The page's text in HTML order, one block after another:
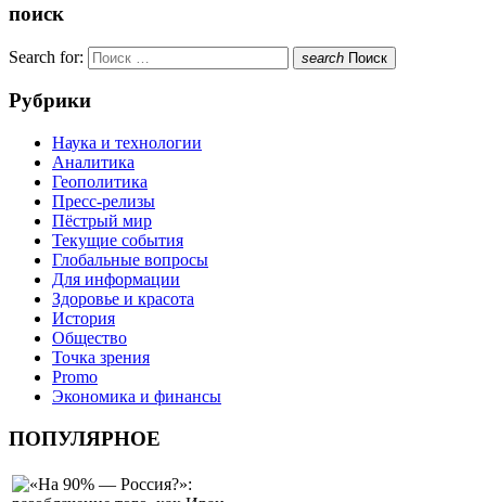
поиск
Search for: search Поиск
Рубрики
Наука и технологии
Аналитика
Геополитика
Пресс-релизы
Пёстрый мир
Текущие события
Глобальные вопросы
Для информации
Здоровье и красота
История
Общество
Точка зрения
Promo
Экономика и финансы
ПОПУЛЯРНОЕ